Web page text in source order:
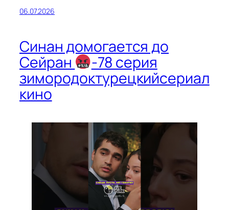
06.07.2026
Синан домогается до
Сейран -78 серия
зимородоктурецкийсериал
кино